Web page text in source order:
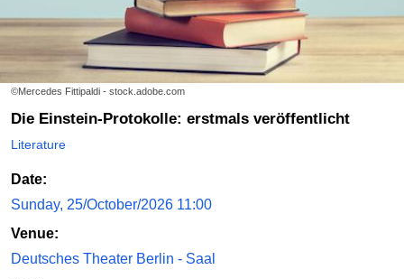
©Mercedes Fittipaldi - stock.adobe.com
Die Einstein-Protokolle: erstmals veröffentlicht
Literature
Date:
Sunday, 25/October/2026 11:00
Venue:
Deutsches Theater Berlin - Saal